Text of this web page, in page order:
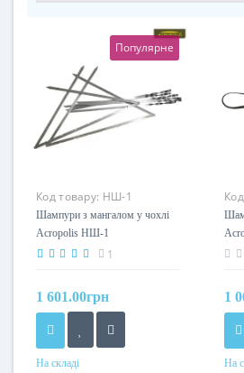
Популярне
Код товару: НШ-1
Шампури з мангалом у чохлі
Acropolis НШ-1
1
1 601.00грн
На складі
1
На